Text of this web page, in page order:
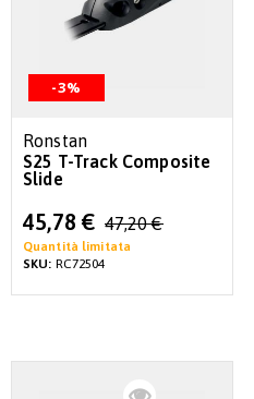
-3%
Ronstan
S25 T-Track Composite
Slide
Special
Price
45,78 € 47,20 €
Quantità limitata
SKU: RC72504